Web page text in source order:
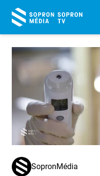
SopronMédia